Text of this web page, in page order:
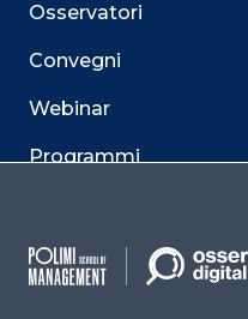
Osservatori
Convegni
Webinar
Programmi